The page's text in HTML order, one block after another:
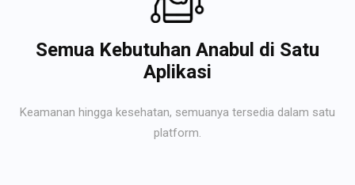
Semua Kebutuhan Anabul di Satu
Aplikasi
Keamanan hingga kesehatan, semuanya tersedia dalam satu
platform.